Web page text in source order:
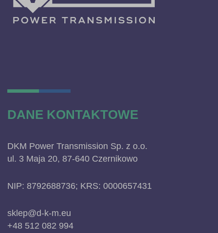
DANE KONTAKTOWE
DKM Power Transmission Sp. z o.o.
ul. 3 Maja 20, 87-640 Czernikowo
NIP: 8792688736; KRS: 0000657431
sklep@d-k-m.eu
+48 512 082 994